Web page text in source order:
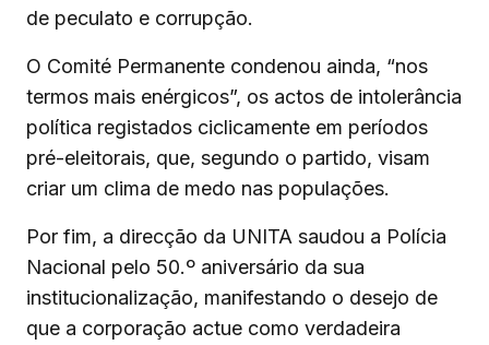
de peculato e corrupção.
O Comité Permanente condenou ainda, “nos
termos mais enérgicos”, os actos de intolerância
política registados ciclicamente em períodos
pré-eleitorais, que, segundo o partido, visam
criar um clima de medo nas populações.
Por fim, a direcção da UNITA saudou a Polícia
Nacional pelo 50.º aniversário da sua
institucionalização, manifestando o desejo de
que a corporação actue como verdadeira